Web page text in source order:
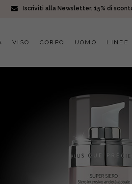
Iscriviti alla Newsletter. 15% di
VISO CORPO UOMO LINEE